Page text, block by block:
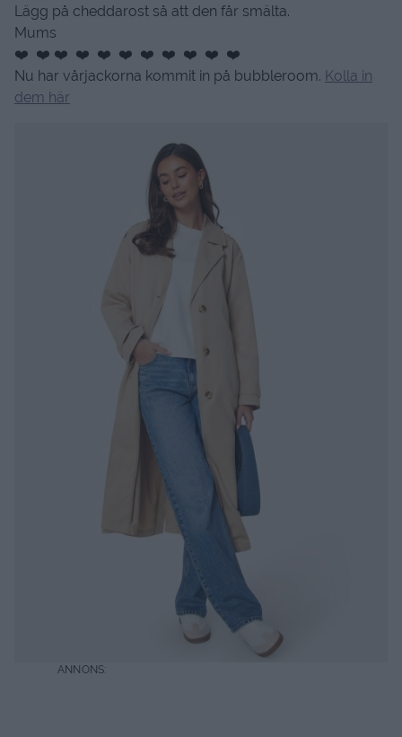
Lägg på cheddarost så att den får smälta.
Mums
❤️ ❤️ ❤️ ❤️ ❤️ ❤️ ❤️ ❤️ ❤️ ❤️ ❤️
Nu har vårjackorna kommit in på bubbleroom. Kolla in
dem här